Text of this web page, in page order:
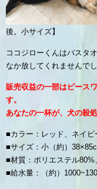
後。小サイズ】
ココジローくんはバスタ
なか放してくれませんでし
販売収益の一部はピース
す。
あなたの一杯が、犬の殺
■カラー：レッド、ネイビ
■サイズ：小（約）
■材質：ポリエステル80%
■給水量：（約）